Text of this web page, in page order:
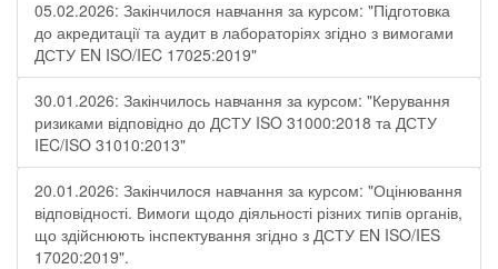
05.02.2026: Закінчилося навчання за курсом: "Підготовка
до акредитації та аудит в лабораторіях згідно з вимогами
ДСТУ EN ISO/IEC 17025:2019"
30.01.2026: Закінчилось навчання за курсом: "Керування
ризиками відповідно до ДСТУ ISO 31000:2018 та ДСТУ
IEC/ISO 31010:2013"
20.01.2026: Закінчилося навчання за курсом: "Оцінювання
відповідності. Вимоги щодо діяльності різних типів органів,
що здійснюють інспектування згідно з ДСТУ ЕN ISO/IES
17020:2019".